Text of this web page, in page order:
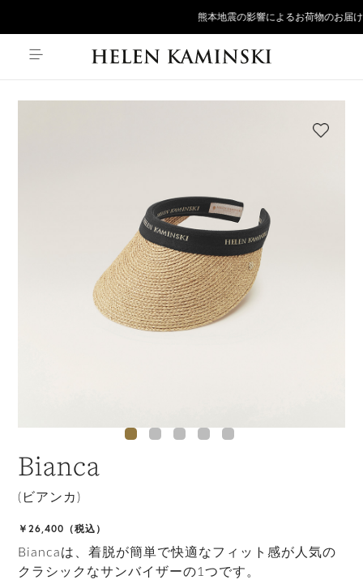
熊本地震の影響によるお荷物のお届け
Bianca
(ビアンカ)
￥26,400（税込）
Biancaは、着脱が簡単で快適なフィット感が人気の
クラシックなサンバイザーの1つです。